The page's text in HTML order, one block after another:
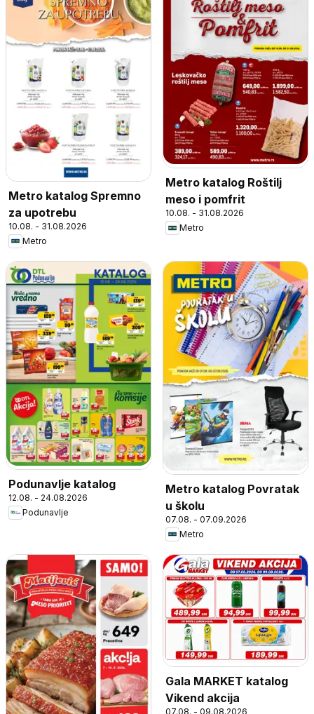
Metro katalog Spremno
za upotrebu
10.08. - 31.08.2026
Metro
Metro katalog Roštilj
meso i pomfrit
10.08. - 31.08.2026
Metro
Podunavlje katalog
12.08. - 24.08.2026
Podunavlje
Metro katalog Povratak
u školu
07.08. - 07.09.2026
Metro
Gala MARKET katalog
Vikend akcija
07.08. - 09.08.2026